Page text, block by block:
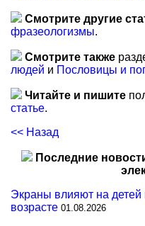
Смотрите другие
фразеологизмы.
Смотрите также
людей и Пословицы и
Читайте и пишите
статье.
<< Назад
Последние
Экраны влияют на
возрасте 01.08.2026